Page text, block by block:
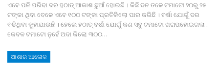
ଏବେ ପନି ପରିବା ଦର ହଠାତ୍‌ ଆକାଶ ଛୁଆଁ ହୋଇଛି । କିଛି ଦନ ତଳେ ଟମାଟୋ ୨୦ରୁ ୨୫
ଟଙ୍କା ଥିବା ବେଳେ ଏବେ ୧୦୦ ଟଙ୍କା ପ୍ରତିକିଲୋ ପାର କରିଛି । ବର୍ଷା ଯୋଗୁଁ ଦର
ବଢିଥିବା କୁହାଯାଉଛି । ହେଲେ ହଠାତ୍‌ ବର୍ଷା ଯୋଗୁଁ କଣ ସବୁ ଟମାଟୋ ଖରାପହୋଇଗଲା .
କେବଳ ଟମାଟୋ ନୁହେଁ ଅଦା କିଲୋ ୩୦୦…
ଆଶାର ଆଲୋକ